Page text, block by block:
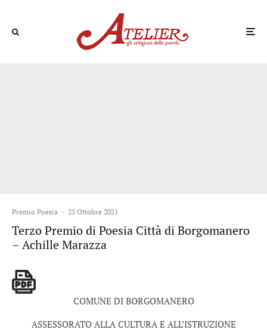
Premio Poesia · 25 Ottobre 2021
Terzo Premio di Poesia Città di Borgomanero
– Achille Marazza
COMUNE DI BORGOMANERO
ASSESSORATO ALLA CULTURA E ALL’ISTRUZIONE